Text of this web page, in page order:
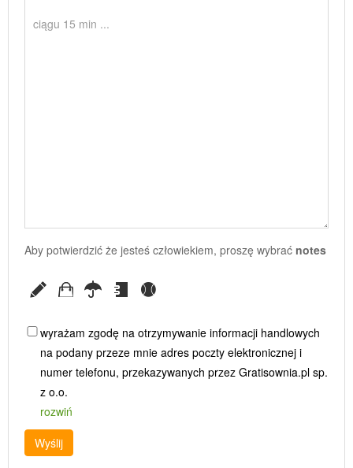
Aby potwierdzić że jesteś człowiekiem, proszę wybrać notes
wyrażam zgodę na otrzymywanie informacji handlowych
na podany przeze mnie adres poczty elektronicznej i
numer telefonu, przekazywanych przez Gratisownia.pl sp.
z o.o.
rozwiń
Wyślij